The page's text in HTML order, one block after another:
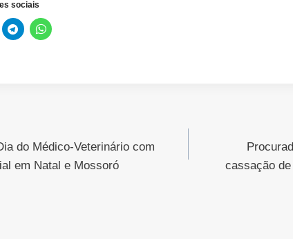
sociais
do Médico-Veterinário com
em Natal e Mossoró
cassação